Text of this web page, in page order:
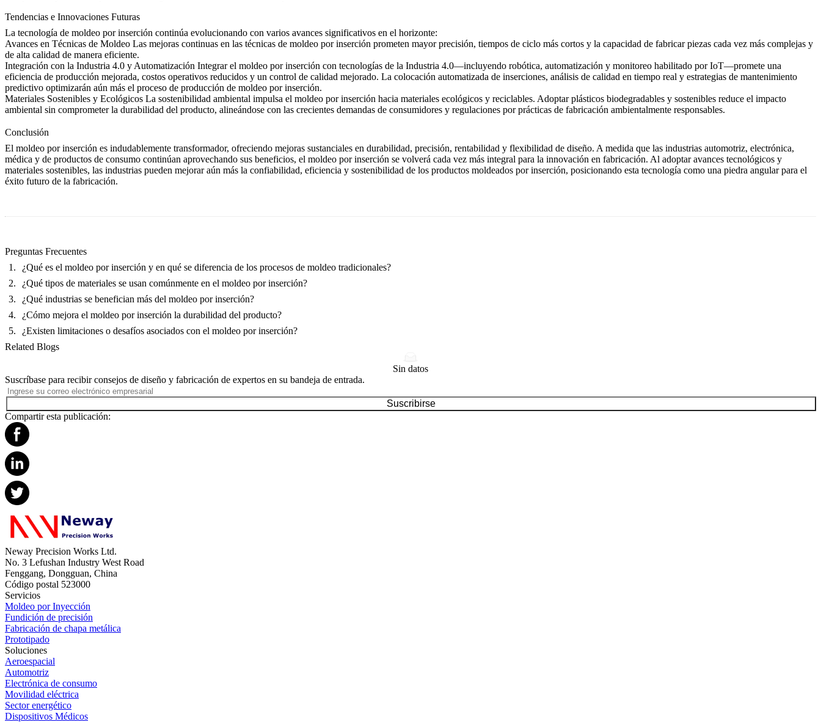
Tendencias e Innovaciones Futuras
La tecnología de moldeo por inserción continúa evolucionando con varios avances significativos en el horizonte:
Avances en Técnicas de Moldeo Las mejoras continuas en las técnicas de moldeo por inserción prometen mayor precisión, tiempos de ciclo más cortos y la capacidad de fabricar piezas cada vez más complejas y
de alta calidad de manera eficiente.
Integración con la Industria 4.0 y Automatización Integrar el moldeo por inserción con tecnologías de la Industria 4.0—incluyendo robótica, automatización y monitoreo habilitado por IoT—promete una
eficiencia de producción mejorada, costos operativos reducidos y un control de calidad mejorado. La colocación automatizada de inserciones, análisis de calidad en tiempo real y estrategias de mantenimiento
predictivo optimizarán aún más el proceso de producción de moldeo por inserción.
Materiales Sostenibles y Ecológicos La sostenibilidad ambiental impulsa el moldeo por inserción hacia materiales ecológicos y reciclables. Adoptarplásticos biodegradables y sostenibles reduce el impacto
ambiental sin comprometer la durabilidad del producto, alineándose con las crecientes demandas de consumidores y regulaciones por prácticas de fabricación ambientalmente responsables.
Conclusión
El moldeo por inserción es indudablemente transformador, ofreciendo mejoras sustanciales en durabilidad, precisión, rentabilidad y flexibilidad de diseño. A medida que las industrias automotriz, electrónica,
médica y de productos de consumo continúan aprovechando sus beneficios, el moldeo por inserción se volverá cada vez más integral para la innovación en fabricación. Al adoptar avances tecnológicos y
materiales sostenibles, las industrias pueden mejorar aún más la confiabilidad, eficiencia y sostenibilidad de los productos moldeados por inserción, posicionando esta tecnología como una piedra angular para el
éxito futuro de la fabricación.
Preguntas Frecuentes
¿Qué es el moldeo por inserción y en qué se diferencia de los procesos de moldeo tradicionales?
¿Qué tipos de materiales se usan comúnmente en el moldeo por inserción?
¿Qué industrias se benefician más del moldeo por inserción?
¿Cómo mejora el moldeo por inserción la durabilidad del producto?
¿Existen limitaciones o desafíos asociados con el moldeo por inserción?
Related Blogs
Sin datos
Suscríbase para recibir consejos de diseño y fabricación de expertos en su bandeja de entrada.
Suscribirse
Compartir esta publicación:
Neway Precision Works Ltd.
No. 3 Lefushan Industry West Road
Fenggang, Dongguan, China
Código postal 523000
Servicios
Moldeo por Inyección
Fundición de precisión
Fabricación de chapa metálica
Prototipado
Soluciones
Aeroespacial
Automotriz
Electrónica de consumo
Movilidad eléctrica
Sector energético
Dispositivos Médicos